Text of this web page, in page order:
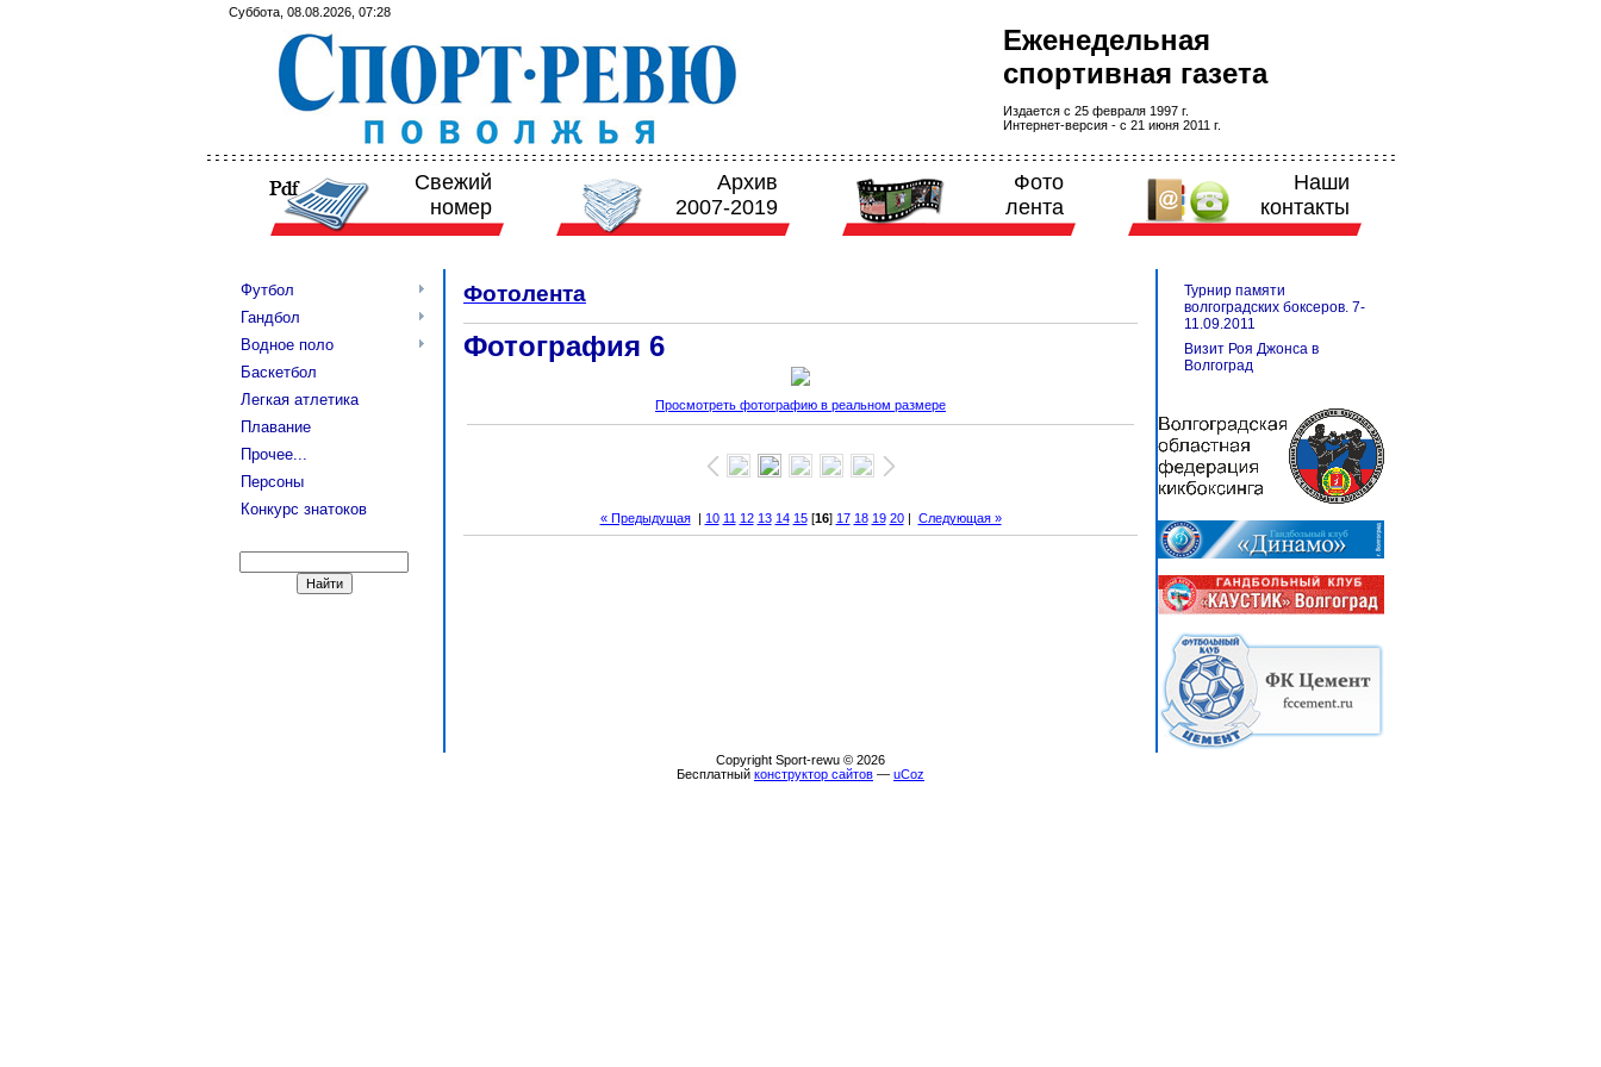
Суббота, 08.08.2026, 07:28
Еженедельная
спортивная газета
Издается с 25 февраля 1997 г.
Интернет-версия - с 21 июня 2011 г.
Свежий
номер
Архив
2007-2019
Фото
лента
Наши
контакты
Футбол
Гандбол
Водное поло
Баскетбол
Легкая атлетика
Плавание
Прочее...
Персоны
Конкурс знатоков
Фотолента
Фотография 6
Просмотреть фотографию в реальном размере
« Предыдущая| 10 11 12 13 14 15[16] 17 18 19 20| Следующая »
Турнир памяти
волгоградских боксеров. 7-
11.09.2011
Визит Роя Джонса в
Волгоград
Copyright Sport-rewu © 2026
Бесплатный конструктор сайтов — uCoz